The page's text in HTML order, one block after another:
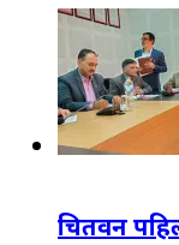
चितवन